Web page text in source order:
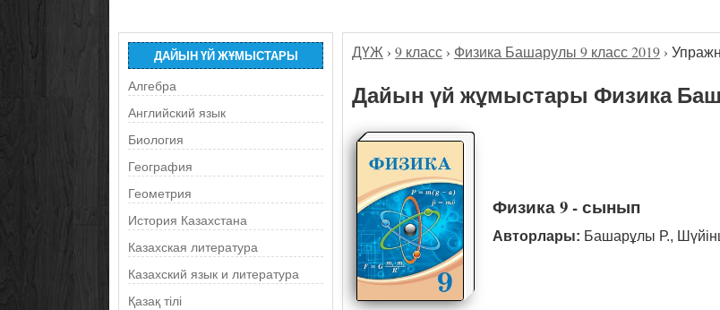
ДАЙЫН ҮЙ ЖҰМЫСТАРЫ
Алгебра
Английский язык
Биология
География
Геометрия
История Казахстана
Казахская литература
Казахский язык и литература
Қазақ тілі
ДҮЖ › 9 класс › Физика Башарулы 9 класс 2019 ›
Дайын үй жұмыстары Физика
Физика 9 - сынып
Авторлары: Башарұлы Р.,